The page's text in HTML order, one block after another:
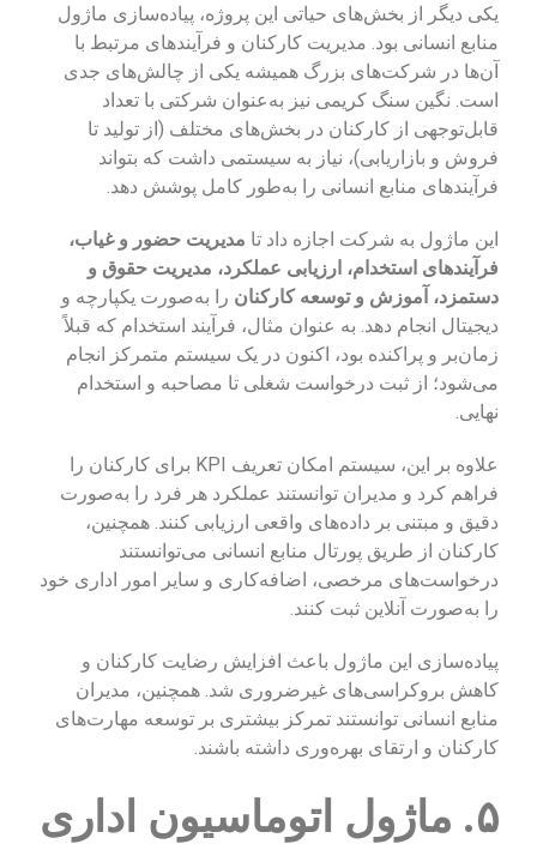
یکی دیگر از بخش‌های حیاتی این پروژه، پیاده‌سازی ماژول
منابع انسانی بود. مدیریت کارکنان و فرآیندهای مرتبط با
آن‌ها در شرکت‌های بزرگ همیشه یکی از چالش‌های جدی
است. نگین سنگ کریمی نیز به‌عنوان شرکتی با تعداد
قابل‌توجهی از کارکنان در بخش‌های مختلف (از تولید تا
فروش و بازاریابی)، نیاز به سیستمی داشت که بتواند
فرآیندهای منابع انسانی را به‌طور کامل پوشش دهد.
این ماژول به شرکت اجازه داد تا مدیریت حضور و غیاب،
فرآیندهای استخدام، ارزیابی عملکرد، مدیریت حقوق و
دستمزد، آموزش و توسعه کارکنان را به‌صورت یکپارچه و
دیجیتال انجام دهد. به عنوان مثال، فرآیند استخدام که قبلاً
زمان‌بر و پراکنده بود، اکنون در یک سیستم متمرکز انجام
می‌شود؛ از ثبت درخواست شغلی تا مصاحبه و استخدام
نهایی.
علاوه بر این، سیستم امکان تعریف KPI برای کارکنان را
فراهم کرد و مدیران توانستند عملکرد هر فرد را به‌صورت
دقیق و مبتنی بر داده‌های واقعی ارزیابی کنند. همچنین،
کارکنان از طریق پورتال منابع انسانی می‌توانستند
درخواست‌های مرخصی، اضافه‌کاری و سایر امور اداری خود
را به‌صورت آنلاین ثبت کنند.
پیاده‌سازی این ماژول باعث افزایش رضایت کارکنان و
کاهش بروکراسی‌های غیرضروری شد. همچنین، مدیران
منابع انسانی توانستند تمرکز بیشتری بر توسعه مهارت‌های
کارکنان و ارتقای بهره‌وری داشته باشند.
۵. ماژول اتوماسیون اداری